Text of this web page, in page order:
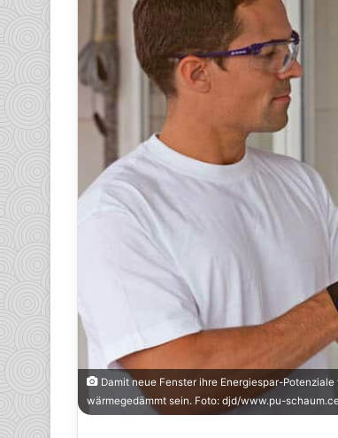
Damit neue Fenster ihre Energiespar-
wärmegedämmt sein. Foto: djd/www.pu-